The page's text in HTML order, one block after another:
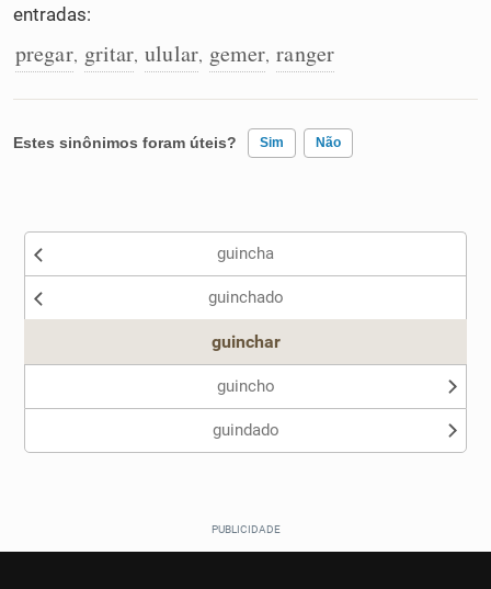
Conexões
Dicionário
entradas:
pregar, gritar, ulular, gemer, ranger
Estes sinônimos foram úteis? Sim Não
Nenhum dos sinônimos apresentados me ajudou
guincha
guinchado
guinchar
guincho
guindado